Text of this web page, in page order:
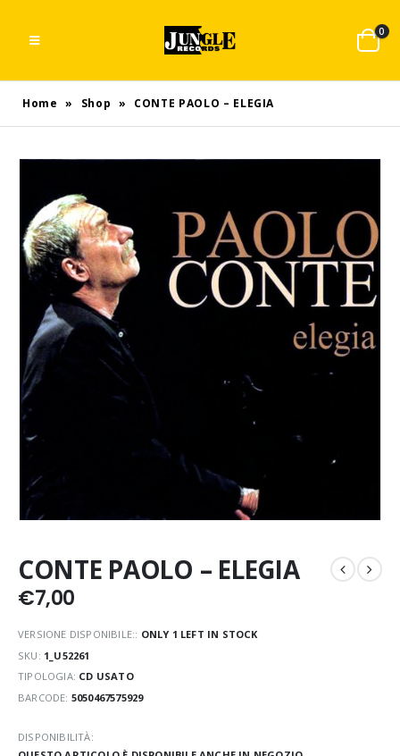
0
Home » Shop » CONTE PAOLO – ELEGIA
CONTE PAOLO – ELEGIA
€7,00
VERSIONE DISPONIBILE:: ONLY 1 LEFT IN STOCK
SKU: 1_U52261
TIPOLOGIA: CD USATO
BARCODE: 5050467575929
DISPONIBILITÀ: